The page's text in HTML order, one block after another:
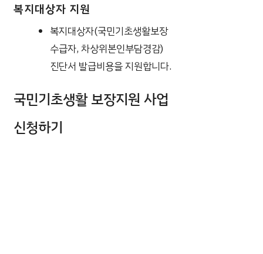
복지대상자 지원
복지대상자(국민기초생활보장
수급자, 차상위본인부담경감)
진단서 발급비용을 지원합니다.
국민기초생활 보장지원 사업
신청하기